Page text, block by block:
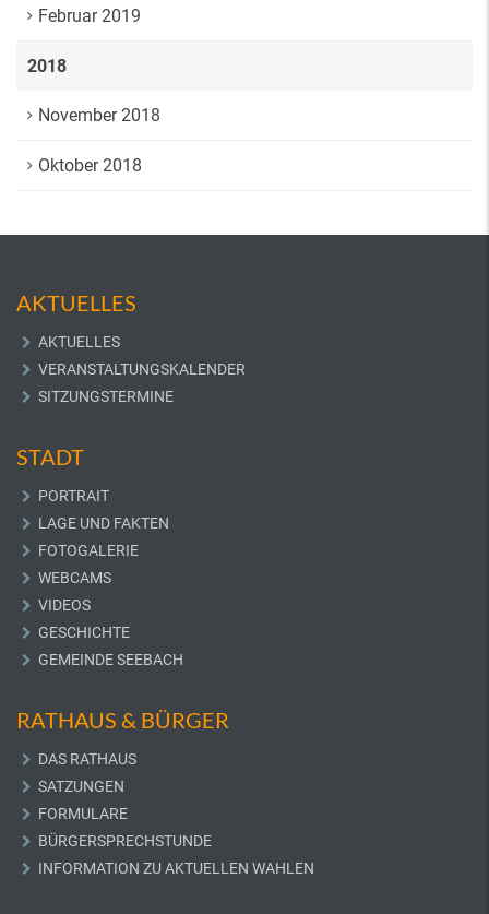
Februar 2019
2018
November 2018
Oktober 2018
AKTUELLES
AKTUELLES
VERANSTALTUNGSKALENDER
SITZUNGSTERMINE
STADT
PORTRAIT
LAGE UND FAKTEN
FOTOGALERIE
WEBCAMS
VIDEOS
GESCHICHTE
GEMEINDE SEEBACH
RATHAUS & BÜRGER
DAS RATHAUS
SATZUNGEN
FORMULARE
BÜRGERSPRECHSTUNDE
INFORMATION ZU AKTUELLEN WAHLEN